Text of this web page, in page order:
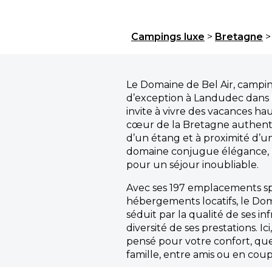
Campings luxe > Bretagne >
Le Domaine de Bel Air,
d’exception à Landudec dans
invite à vivre des vacances
cœur de la Bretagne
d’un étang et à proximité
domaine conjugue
pour un séjour inoubliable.
Avec ses 197 emplacements
hébergements locatifs, le
séduit par la qualité de ses
diversité de ses prestations.
pensé pour votre confort,
famille, entre amis ou en